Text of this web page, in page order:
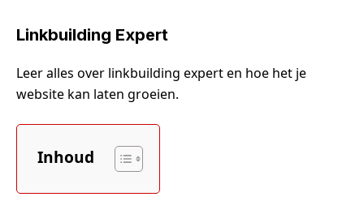
Linkbuilding Expert
Leer alles over linkbuilding expert en hoe het je
website kan laten groeien.
Inhoud